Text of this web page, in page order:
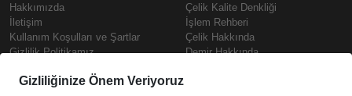
Hakkımızda
İletişim
Kullanım Koşulları ve Şartlar
Gizlilik Politikamız
Prime
Çelik Kalite Denkliği
İşlem Rehberi
Çelik Hakkında
Demir Hakkında